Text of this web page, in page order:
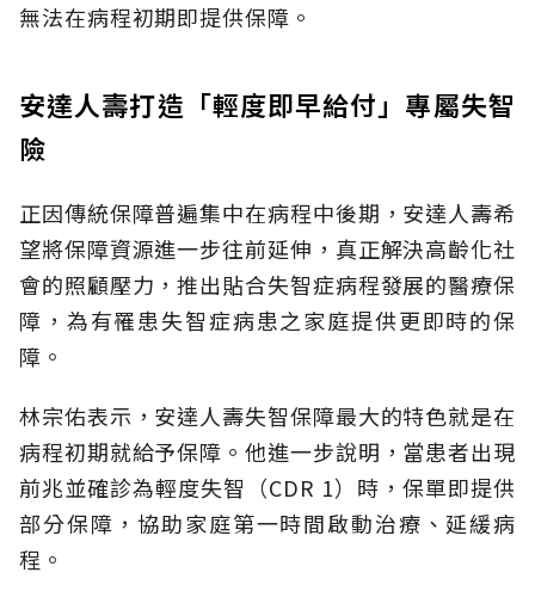
無法在病程初期即提供保障。
安達人壽打造「輕度即早給付」專屬失智
險
正因傳統保障普遍集中在病程中後期，安達人壽希
望將保障資源進一步往前延伸，真正解決高齡化社
會的照顧壓力，推出貼合失智症病程發展的醫療保
障，為有罹患失智症病患之家庭提供更即時的保
障。
林宗佑表示，安達人壽失智保障最大的特色就是在
病程初期就給予保障。他進一步說明，當患者出現
前兆並確診為輕度失智（CDR 1）時，保單即提供
部分保障，協助家庭第一時間啟動治療、延緩病
程。